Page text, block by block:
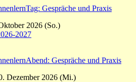
Gespräche und Praxis
2026 (So.)
2027
Gespräche und Praxis
Dezember 2026 (Mi.)